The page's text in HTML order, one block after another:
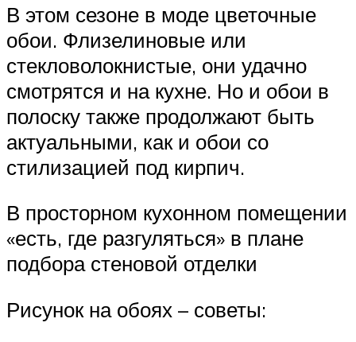
В этом сезоне в моде цветочные
обои. Флизелиновые или
стекловолокнистые, они удачно
смотрятся и на кухне. Но и обои в
полоску также продолжают быть
актуальными, как и обои со
стилизацией под кирпич.
В просторном кухонном помещении
«есть, где разгуляться» в плане
подбора стеновой отделки
Рисунок на обоях – советы: